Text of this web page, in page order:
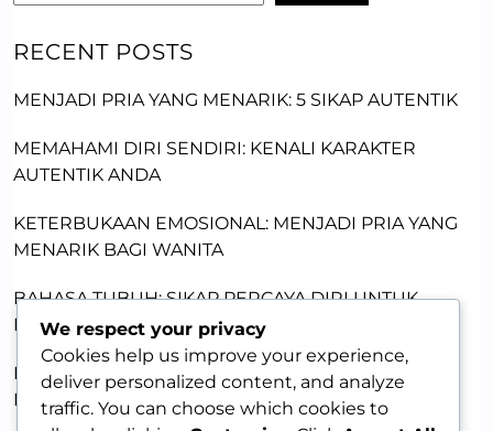
RECENT POSTS
MENJADI PRIA YANG MENARIK: 5 SIKAP AUTENTIK
MEMAHAMI DIRI SENDIRI: KENALI KARAKTER
AUTENTIK ANDA
KETERBUKAAN EMOSIONAL: MENJADI PRIA YANG
MENARIK BAGI WANITA
BAHASA TUBUH: SIKAP PERCAYA DIRI UNTUK
MENARIK WANITA
PRIA OTENTIK: MEMBANGUN KETULUSAN UNTUK
MENARIK WANITA
We respect your privacy
Cookies help us improve your experience,
deliver personalized content, and analyze
traffic. You can choose which cookies to